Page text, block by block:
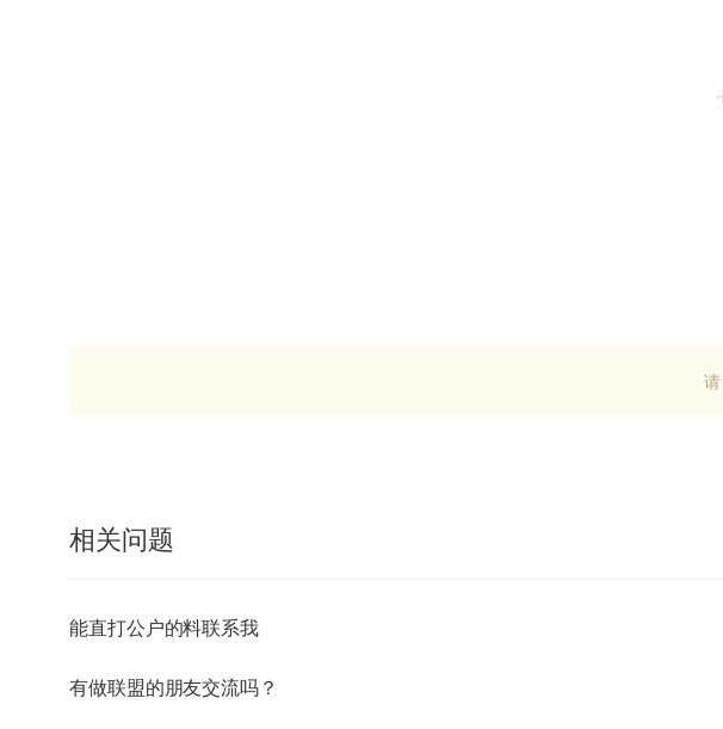
请
相关问题
能直打公户的料联系我
有做联盟的朋友交流吗？